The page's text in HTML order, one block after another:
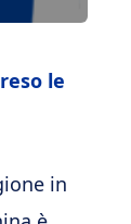
le
in